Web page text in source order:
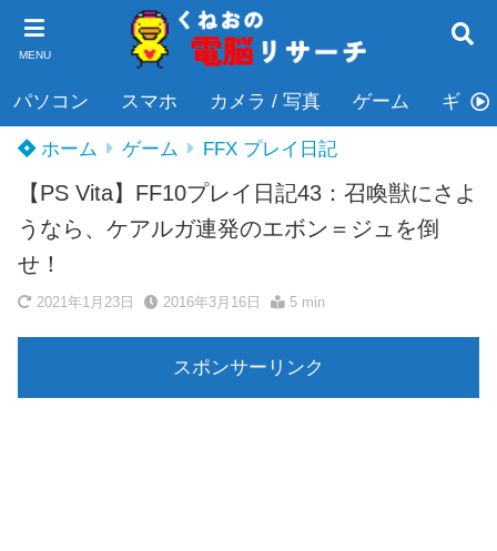
MENU
パソコン スマホ カメラ / 写真 ゲーム ギター
ホーム ゲーム FFX プレイ日記
【PS Vita】FF10プレイ日記43：召喚獣にさよ
うなら、ケアルガ連発のエボン＝ジュを倒
せ！
2021年1月23日 2016年3月16日 5 min
スポンサーリンク